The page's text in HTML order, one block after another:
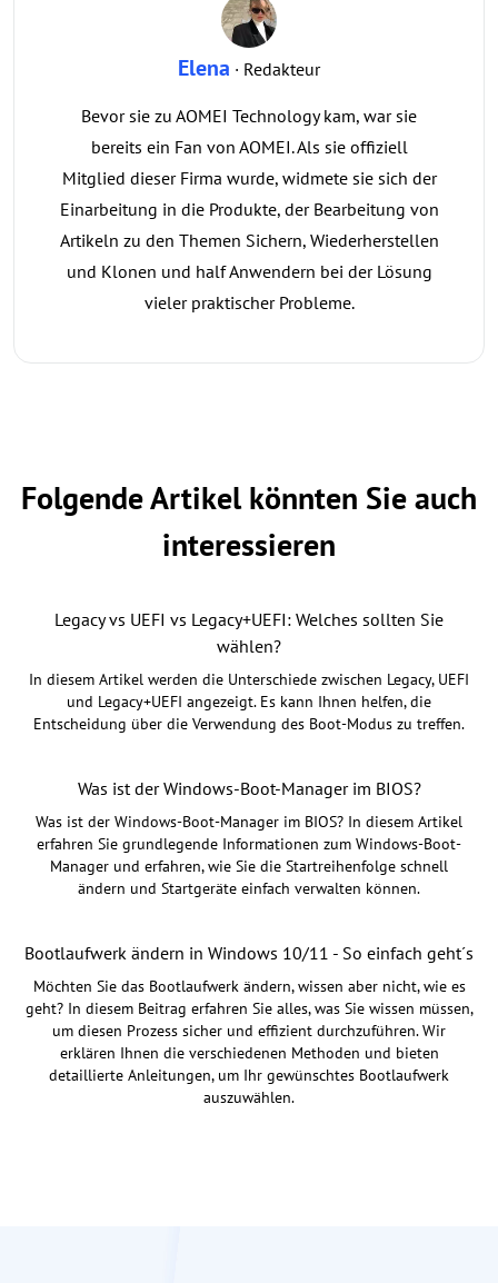
Elena · Redakteur
Bevor sie zu AOMEI Technology kam, war sie
bereits ein Fan von AOMEI. Als sie offiziell
Mitglied dieser Firma wurde, widmete sie sich der
Einarbeitung in die Produkte, der Bearbeitung von
Artikeln zu den Themen Sichern, Wiederherstellen
und Klonen und half Anwendern bei der Lösung
vieler praktischer Probleme.
Folgende Artikel könnten Sie auch
interessieren
Legacy vs UEFI vs Legacy+UEFI: Welches sollten Sie
wählen?
In diesem Artikel werden die Unterschiede zwischen Legacy, UEFI
und Legacy+UEFI angezeigt. Es kann Ihnen helfen, die
Entscheidung über die Verwendung des Boot-Modus zu treffen.
Was ist der Windows-Boot-Manager im BIOS?
Was ist der Windows-Boot-Manager im BIOS? In diesem Artikel
erfahren Sie grundlegende Informationen zum Windows-Boot-
Manager und erfahren, wie Sie die Startreihenfolge schnell
ändern und Startgeräte einfach verwalten können.
Bootlaufwerk ändern in Windows 10/11 - So einfach geht´s
Möchten Sie das Bootlaufwerk ändern, wissen aber nicht, wie es
geht? In diesem Beitrag erfahren Sie alles, was Sie wissen müssen,
um diesen Prozess sicher und effizient durchzuführen. Wir
erklären Ihnen die verschiedenen Methoden und bieten
detaillierte Anleitungen, um Ihr gewünschtes Bootlaufwerk
auszuwählen.